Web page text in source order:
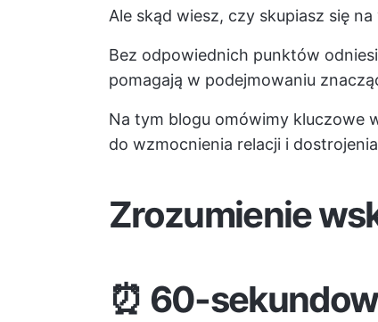
Ale skąd wiesz, czy skupiasz się
Bez odpowiednich punktów
pomagają w podejmowaniu
Na tym blogu omówimy kluczowe
do wzmocnienia relacji i
Zrozumienie
⏰ 60-